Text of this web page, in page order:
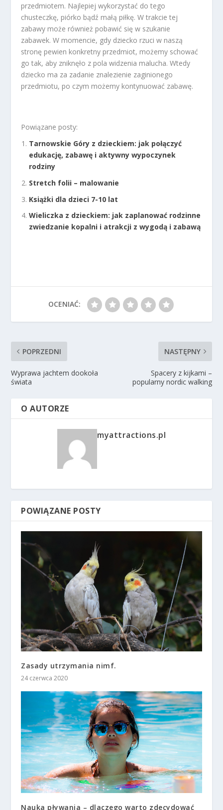
przedmiotem. Najlepiej wykorzystać do tego
chusteczkę, piórko bądź małą piłkę. W trakcie tej
zabawy może również pobawić się w szukanie
zabawek. W momencie, gdy dziecko rzuci w naszą
stronę pewien konkretny przedmiot, możemy schować
go tak, aby zniknęło z pola widzenia malucha. Wtedy
dziecko ma za zadanie znalezienie zaginionego
przedmiotu, po czym możemy kontynuować zabawę.
Powiązane posty:
Tarnowskie Góry z dzieckiem: jak połączyć
edukację, zabawę i aktywny wypoczynek
rodziny
Stretch folii – malowanie
Książki dla dzieci 7-10 lat
Wieliczka z dzieckiem: jak zaplanować rodzinne
zwiedzanie kopalni i atrakcji z wygodą i zabawą
OCENIAĆ:
POPRZEDNI
Wyprawa jachtem dookoła
świata
NASTĘPNY
Spacery z kijkami –
popularny nordic walking
O AUTORZE
myattractions.pl
POWIĄZANE POSTY
Zasady utrzymania nimf.
24 czerwca 2020
Nauka pływania – dlaczego warto zdecydować